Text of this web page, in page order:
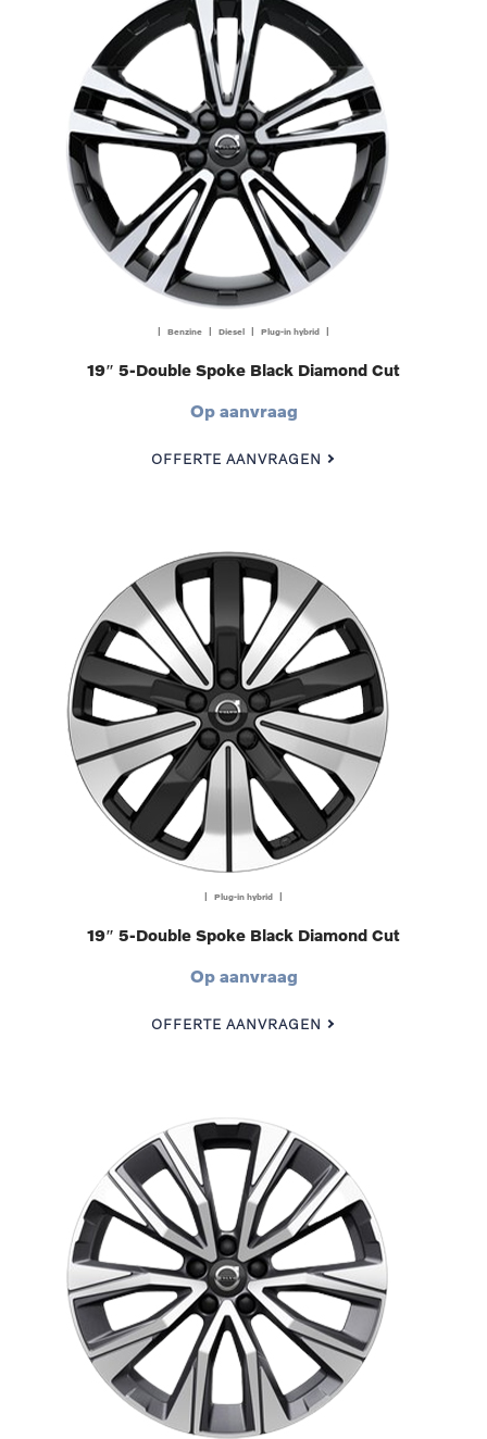
| Benzine | Diesel | Plug-in hybrid |
19″ 5-Double Spoke Black Diamond Cut
Op aanvraag
OFFERTE AANVRAGEN
| Plug-in hybrid |
19″ 5-Double Spoke Black Diamond Cut
Op aanvraag
OFFERTE AANVRAGEN